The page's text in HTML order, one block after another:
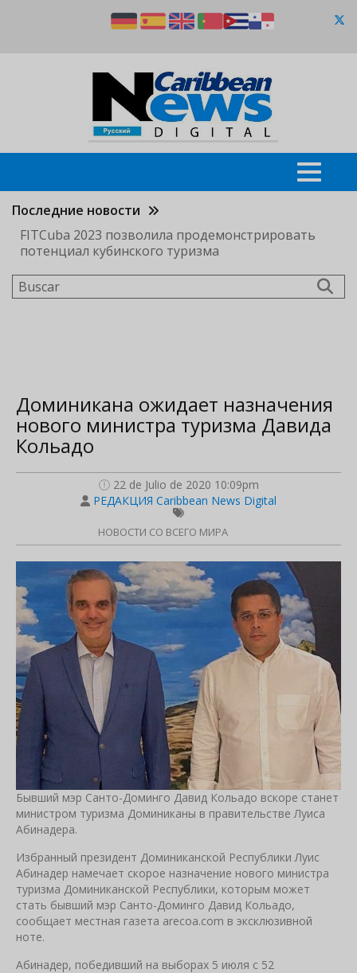
Последние новости
FITCuba 2023 позволила продемонстрировать
потенциал кубинского туризма
Buscar
Доминикана ожидает назначения
нового министра туризма Давида
Кольадо
22 de Julio de 2020 10:09pm
РЕДАКЦИЯ Caribbean News Digital
НОВОСТИ СО ВСЕГО МИРА
Бывший мэр Санто-Доминго Давид Кольадо вскоре станет
министром туризма Доминиканы в правительстве Луиса
Абинадера.
Избранный президент Доминиканской Республики Луис
Абинадер намечает скорое назначение нового министра
туризма Доминиканской Республики, которым может
стать бывший мэр Санто-Доминго Давид Кольадо,
сообщает местная газета arecoa.com в эксклюзивной
ноте.
Абинадер, победивший на выборах 5 июля с 52